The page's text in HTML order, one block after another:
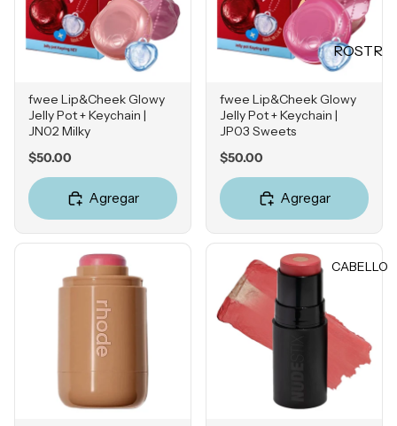
Rhode
e.l.f.
Rare
Hidratan
tes
Protecto
Solares
INGRE
DIENTE
Vitamina
Retinol
Salicílico
ROSTR
O
Primers
res
Bronzers
Rubores
Iluminad
Fijadores
maquillaj
e
CABELLO
fwee Lip&Cheek Glowy
Jelly Pot + Keychain |
JN02 Milky
Price
$50.00
Agregar
fwee Lip&Cheek Glowy
Jelly Pot + Keychain |
JP03 Sweets
Price
$50.00
Agregar